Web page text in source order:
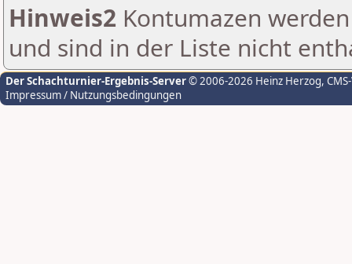
Hinweis2 Kontumazen
und sind in der Liste nicht
Der Schachturnier-Ergebnis-Server© 2006-2026 Heinz Herzog,
Impressum / Nutzungsbedingungen